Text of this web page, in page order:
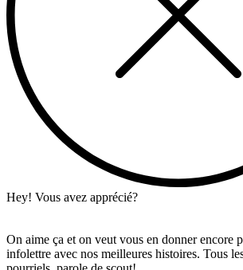
Hey! Vous avez apprécié?
On aime ça et on veut vous en donner encore
infolettre avec nos meilleures histoires. Tous